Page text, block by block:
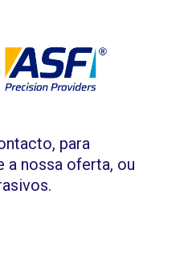
para
nossa oferta, ou